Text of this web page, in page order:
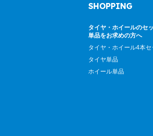
SHOPPING
タイヤ・ホイールのセ
単品をお求めの方へ
タイヤ・ホイール4本セ
タイヤ単品
ホイール単品